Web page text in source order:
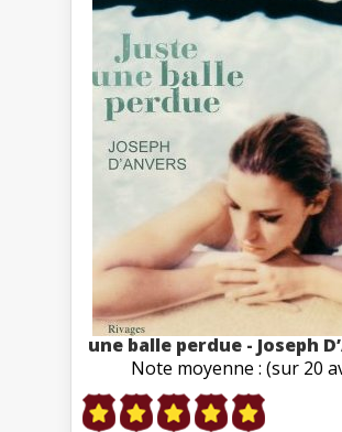
une balle perdue - Joseph
Note moyenne : (sur 20